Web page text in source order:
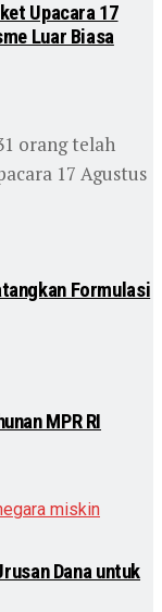
Upacara 17
Luar Biasa
orang telah
17 Agustus
Formulasi
MPR RI
Dana untuk